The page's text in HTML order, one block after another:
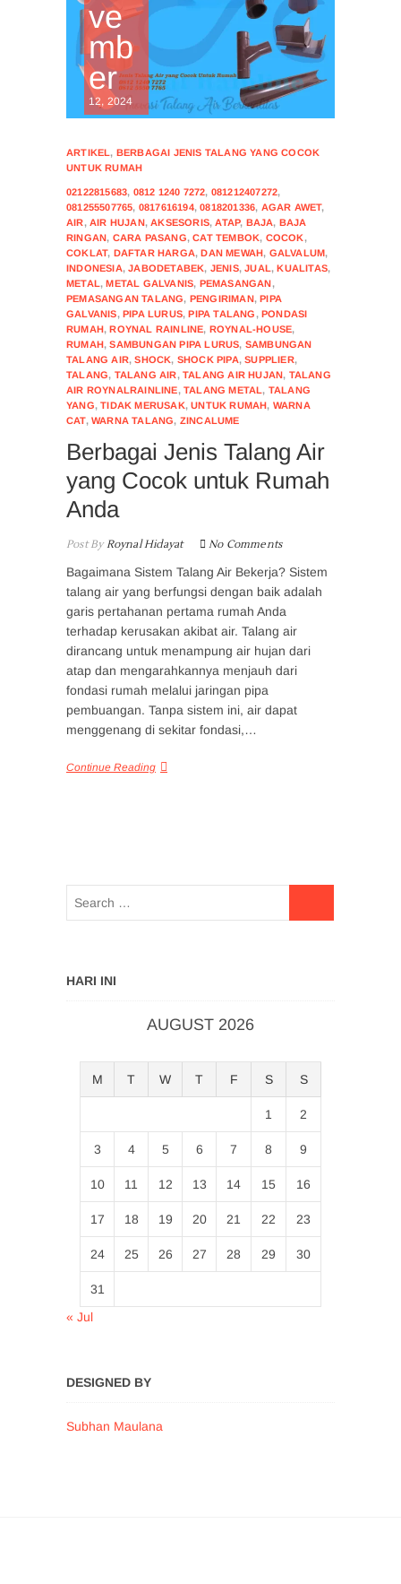
ve
mb
er
12, 2024
ARTIKEL, BERBAGAI JENIS TALANG YANG COCOK
UNTUK RUMAH
02122815683, 0812 1240 7272, 081212407272,
081255507765, 0817616194,0818201336, AGAR AWET,
AIR,AIR HUJAN,AKSESORIS,ATAP, BAJA, BAJA
RINGAN, CARA PASANG,CAT TEMBOK, COCOK,
COKLAT, DAFTAR HARGA,DAN MEWAH, GALVALUM,
INDONESIA,JABODETABEK, JENIS,JUAL,KUALITAS,
METAL,METAL GALVANIS, PEMASANGAN,
PEMASANGAN TALANG, PENGIRIMAN,PIPA
GALVANIS,PIPA LURUS,PIPA TALANG ,PONDASI
RUMAH,ROYNAL RAINLINE, ROYNAL-HOUSE,
RUMAH,SAMBUNGAN PIPA LURUS, SAMBUNGAN
TALANG AIR,SHOCK, SHOCK PIPA,SUPPLIER,
TALANG, TALANG AIR,TALANG AIR HUJAN, TALANG
AIR ROYNALRAINLINE,TALANG METAL, TALANG
YANG,TIDAK MERUSAK,UNTUK RUMAH, WARNA
CAT,WARNA TALANG, ZINCALUME
Berbagai Jenis Talang Air
yang Cocok untuk Rumah
Anda
Post ByRoynal Hidayat No Comments
Bagaimana Sistem Talang Air Bekerja? Sistem
talang air yang berfungsi dengan baik adalah
garis pertahanan pertama rumah Anda
terhadap kerusakan akibat air. Talang air
dirancang untuk menampung air hujan dari
atap dan mengarahkannya menjauh dari
fondasi rumah melalui jaringan pipa
pembuangan. Tanpa sistem ini, air dapat
menggenang di sekitar fondasi,…
Continue Reading
HARI INI
AUGUST 2026
M T W T F S S
1 2
3 4 5 6 7 8 9
10 11 12 13 14 15 16
17 18 19 20 21 22 23
24 25 26 27 28 29 30
31
« Jul
DESIGNED BY
Subhan Maulana